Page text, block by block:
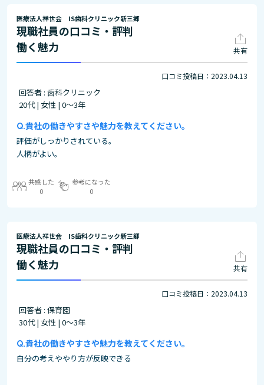
医療法人祥世会 IS歯科クリニック新三郷
現職社員の口コミ・評判
働く魅力
共有
口コミ投稿日：2023.04.13
回答者 : 歯科クリニック
20代 | 女性 | 0～3年
貴社の働きやすさや魅力を教えてください。
評価がしっかりされている。
人柄がよい。
共感した
0
参考になった
0
医療法人祥世会 IS歯科クリニック新三郷
現職社員の口コミ・評判
働く魅力
共有
口コミ投稿日：2023.04.13
回答者 : 保育園
30代 | 女性 | 0～3年
貴社の働きやすさや魅力を教えてください。
自分の考えややり方が反映できる